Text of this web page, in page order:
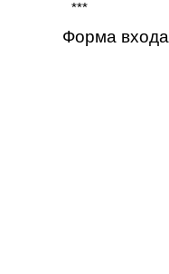
***
Форма входа